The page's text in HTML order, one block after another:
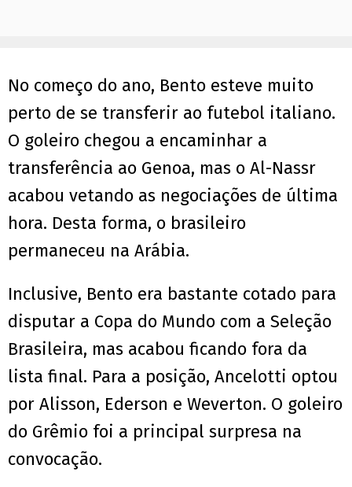
No começo do ano, Bento esteve muito
perto de se transferir ao futebol italiano.
O goleiro chegou a encaminhar a
transferência ao Genoa, mas o Al-Nassr
acabou vetando as negociações de última
hora. Desta forma, o brasileiro
permaneceu na Arábia.
Inclusive, Bento era bastante cotado para
disputar a Copa do Mundo com a Seleção
Brasileira, mas acabou ficando fora da
lista final. Para a posição, Ancelotti optou
por Alisson, Ederson e Weverton. O goleiro
do Grêmio foi a principal surpresa na
convocação.